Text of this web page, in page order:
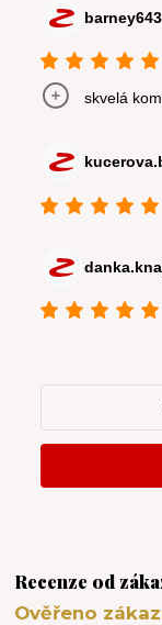
Recenze od
Ověřeno